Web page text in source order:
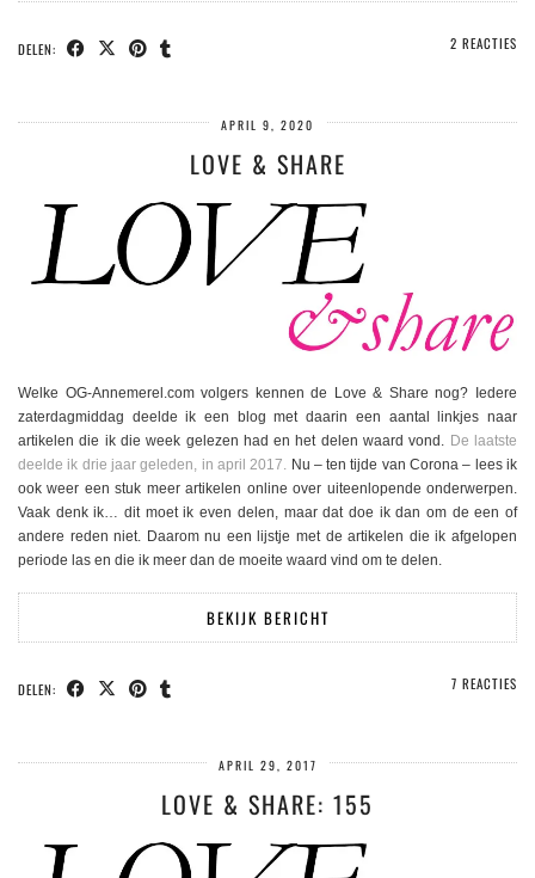
DELEN: 2 REACTIES
APRIL 9, 2020
LOVE & SHARE
Welke OG-Annemerel.com volgers kennen de Love & Share nog? Iedere
zaterdagmiddag deelde ik een blog met daarin een aantal linkjes naar
artikelen die ik die week gelezen had en het delen waard vond. De laatste
deelde ik drie jaar geleden, in april 2017. Nu – ten tijde van Corona – lees ik
ook weer een stuk meer artikelen online over uiteenlopende onderwerpen.
Vaak denk ik… dit moet ik even delen, maar dat doe ik dan om de een of
andere reden niet. Daarom nu een lijstje met de artikelen die ik afgelopen
periode las en die ik meer dan de moeite waard vind om te delen.
BEKIJK BERICHT
DELEN: 7 REACTIES
APRIL 29, 2017
LOVE & SHARE: 155